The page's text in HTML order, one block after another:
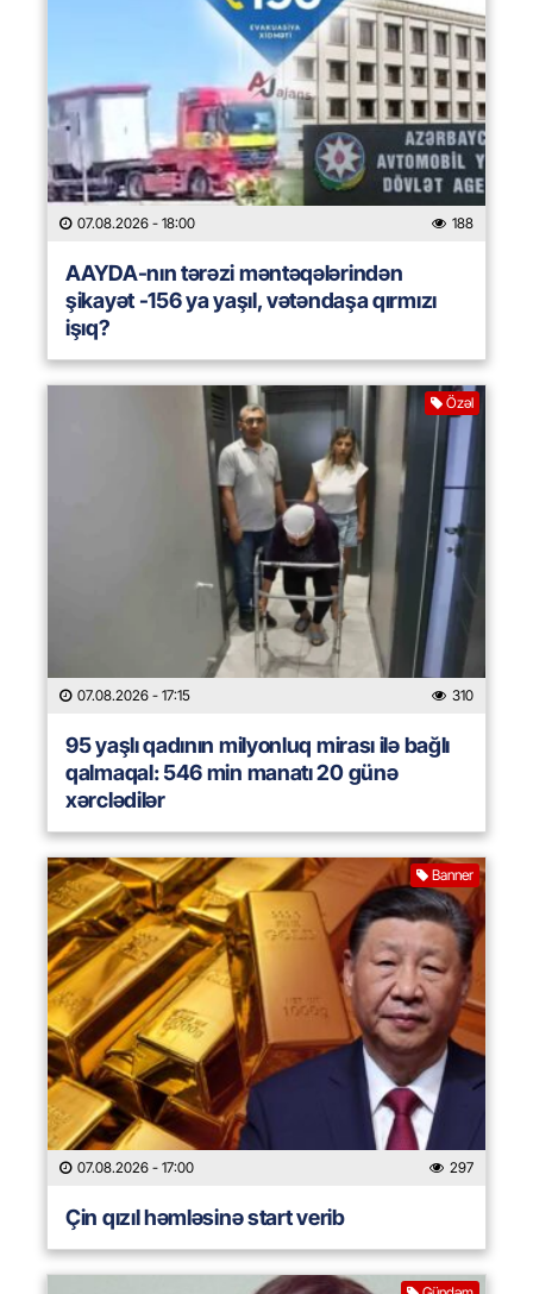
07.08.2026 - 18:00 188
AAYDA-nın tərəzi məntəqələrindən
şikayət -156 ya yaşıl, vətəndaşa qırmızı
işıq?
Özəl
07.08.2026 - 17:15 310
95 yaşlı qadının milyonluq mirası ilə bağlı
qalmaqal: 546 min manatı 20 günə
xərclədilər
Banner
07.08.2026 - 17:00 297
Çin qızıl həmləsinə start verib